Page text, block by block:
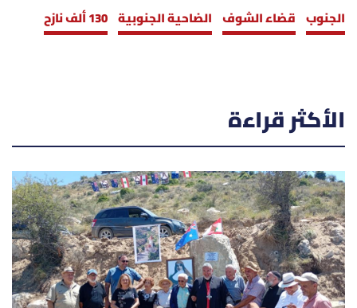
الجنوب قضاء الشوف الضاحية الجنوبية 130 ألف نازح
الأكثر قراءة